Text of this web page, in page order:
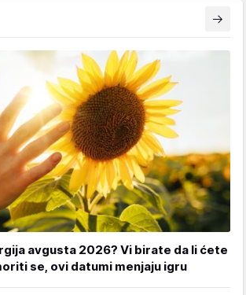
avgusta 2026? Vi birate da li ćete
se, ovi datumi menjaju igru